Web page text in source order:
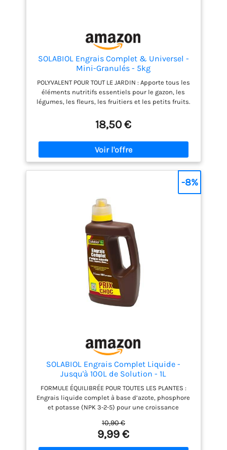
SOLABIOL Engrais Complet & Universel -
Mini-Granulés - 5kg
POLYVALENT POUR TOUT LE JARDIN : Apporte tous les
éléments nutritifs essentiels pour le gazon, les
légumes, les fleurs, les fruitiers et les petits fruits.
starter » pour stimuler la croissance rapidement,
combiné à une nutrition longue durée jusqu’à 3
mois. FORMULATION EN MINI-GRANULÉS : Épandage
facile, régulier et sans poussière – idéal pour les
jardiniers amateurs comme confirmés. RICHE EN
MATIÈRE ORGANIQUE : Composé de fientes de volaille
avec litière, il améliore durablement la structure et
la fertilité du sol. UTILISATION SIMPLE ET EFFICACE : À
épandre au sol en entretien ou en plantation, puis
griffer légèrement et arroser pour activer l’action.
DOSES PAR TYPE DE CULTURE : Gazon, légumes, fleurs
: 120 g/m² – Fruitiers : 350 g/arbre – Petits fruits :
200 g/m². COMPOSITION ÉQUILIBRÉE : NPK 4-3-2 avec
66,6 % de matière organique et un C/N de 10,1 pour
une fertilisation progressive. UTILISABLE EN JARDIN
POTAGER : Parfait pour les sols exigeants avant les
semis ou plantations
18,50 €
SOLABIOL Engrais Complet Liquide -
Jusqu'à 100L de Solution - 1L
FORMULE ÉQUILIBRÉE POUR TOUTES LES PLANTES :
Engrais liquide complet à base d’azote, phosphore
et potasse (NPK 3-2-5) pour une croissance
feuillage éclatant. Idéal pour toutes les cultures :
plantes d’intérieur, balcon, potager et jardin.
STIMULE LA CROISSANCE ET LA FLORAISON : Sa
10,90 €
9,99 €
-8%